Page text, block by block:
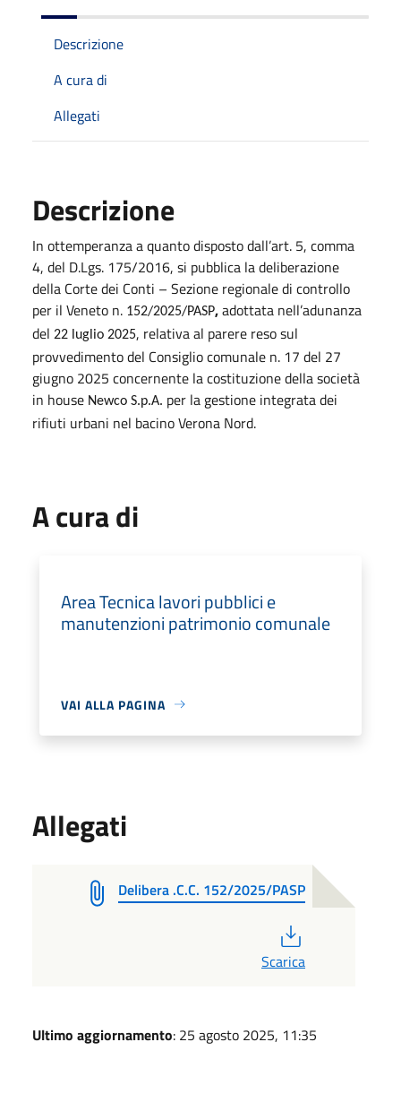
Descrizione
A cura di
Allegati
Descrizione
In ottemperanza a quanto disposto dall’art. 5, comma
4, del D.Lgs. 175/2016, si pubblica la deliberazione
della Corte dei Conti – Sezione regionale di controllo
per il Veneto n. 152/2025/PASP,adottata nell’adunanza
del 22 luglio 2025, relativa al parere reso sul
provvedimento del Consiglio comunale n. 17 del 27
giugno 2025 concernente la costituzione della società
in house Newco S.p.A. per la gestione integrata dei
rifiuti urbani nel bacino Verona Nord.
A cura di
Area Tecnica lavori pubblici e
manutenzioni patrimonio comunale
VAI ALLA PAGINA
Allegati
Delibera .C.C. 152/2025/PASP
Scarica
Ultimo aggiornamento: 25 agosto 2025, 11:35